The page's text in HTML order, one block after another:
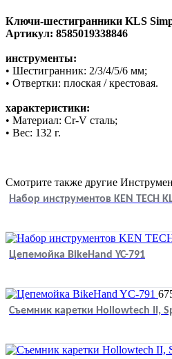
Ключи-шестигранники KLS
Артикул: 8585019338846
инструменты:
• Шестигранник: 2/3/4/5/6 мм;
• Отвертки: плоская / крестовая.
характеристики:
• Материал: Cr-V сталь;
• Вес: 132 г.
Смотрите также другие
Набор инструментов KEN TECH
Цепемойка BikeHand YC-791
Съемник каретки Hollowtech II,